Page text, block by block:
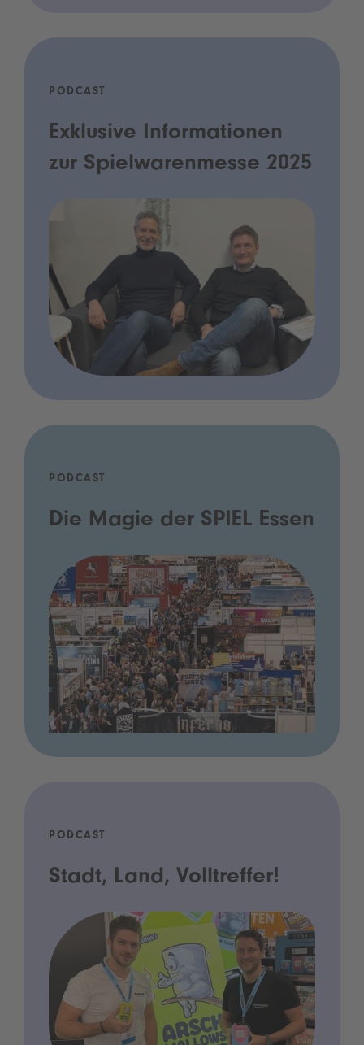
PODCAST
Exklusive Informationen
zur Spielwarenmesse 2025
PODCAST
Die Magie der SPIEL Essen
PODCAST
Stadt, Land, Volltreffer!